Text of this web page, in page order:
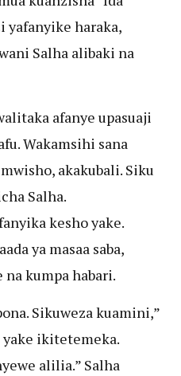
yafanyike haraka,
Salha alibaki na
afanye upasuaji
Wakamsihi sana
akakubali. Siku
Salha.
kesho yake.
ya masaa saba,
kumpa habari.
Sikuweza kuamini,”
yake ikitetemeka.
alilia.” Salha